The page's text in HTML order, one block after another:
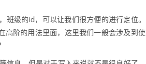
级的id，可以让我们很方便的进行定位。
高阶的用法里面，这里我们一般会涉及到使